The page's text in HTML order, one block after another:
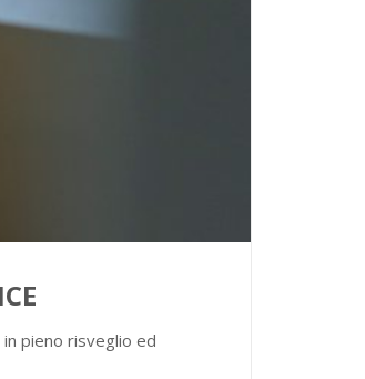
pieno risveglio ed